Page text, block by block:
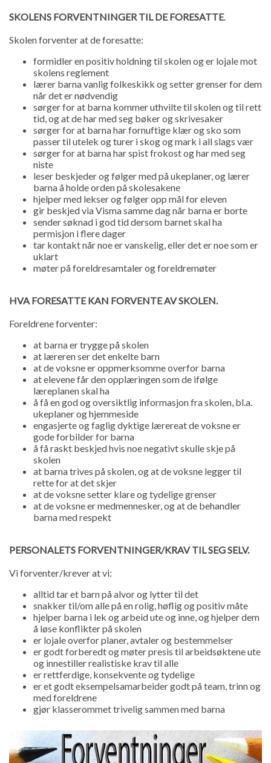
SKOLENS FORVENTNINGER TIL DE FORESATTE.
Skolen forventer at de foresatte:
formidler en positiv holdning til skolen og er lojale mot
skolens reglement
lærer barna vanlig folkeskikk og setter grenser for dem
når det er nødvendig
sørger for at barna kommer uthvilte til skolen og til rett
tid, og at de har med seg bøker og skrivesaker
sørger for at barna har fornuftige klær og sko som
passer til utelek og turer i skog og mark i all slags vær
sørger for at barna har spist frokost og har med seg
niste
leser beskjeder og følger med på ukeplaner, og lærer
barna å holde orden på skolesakene
hjelper med lekser og følger opp mål for eleven
gir beskjed via Visma samme dag når barna er borte
sender søknad i god tid dersom barnet skal ha
permisjon i flere dager
tar kontakt når noe er vanskelig, eller det er noe som er
uklart
møter på foreldresamtaler og foreldremøter
HVA FORESATTE KAN FORVENTE AV SKOLEN.
Foreldrene forventer:
at barna er trygge på skolen
at læreren ser det enkelte barn
at de voksne er oppmerksomme overfor barna
at elevene får den opplæringen som de ifølge
læreplanen skal ha
å få en god og oversiktlig informasjon fra skolen, bl.a.
ukeplaner og hjemmeside
engasjerte og faglig dyktige lærereat de voksne er
gode forbilder for barna
å få raskt beskjed hvis noe negativt skulle skje på
skolen
at barna trives på skolen, og at de voksne legger til
rette for at det skjer
at de voksne setter klare og tydelige grenser
at de voksne er medmennesker, og at de behandler
barna med respekt
PERSONALETS FORVENTNINGER/KRAV TIL SEG SELV.
Vi forventer/krever at vi:
alltid tar et barn på alvor og lytter til det
snakker til/om alle på en rolig, høflig og positiv måte
hjelper barna i lek og arbeid ute og inne, og hjelper dem
å løse konflikter på skolen
er lojale overfor planer, avtaler og bestemmelser
er godt forberedt og møter presis til arbeidsøktene ute
og innestiller realistiske krav til alle
er rettferdige, konsekvente og tydelige
er et godt eksempelsamarbeider godt på team, trinn og
med foreldrene
gjør klasserommet trivelig sammen med barna